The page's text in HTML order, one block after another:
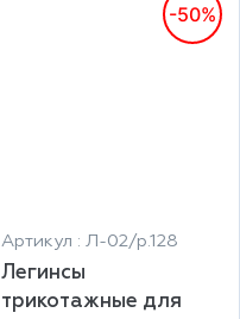
-50%
Артикул : Л-02/р.128
Легинсы
трикотажные для